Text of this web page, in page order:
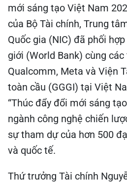
mới sáng tạo Việt Nam
của Bộ Tài chính, Trung
Quốc gia (NIC) đã phối
giới (World Bank) cùng
Qualcomm, Meta và Viện
toàn cầu (GGGI) tại Việt
“Thúc đẩy đổi mới sáng
ngành công nghệ chiến
sự tham dự của hơn 500
và quốc tế.
Thứ trưởng Tài chính